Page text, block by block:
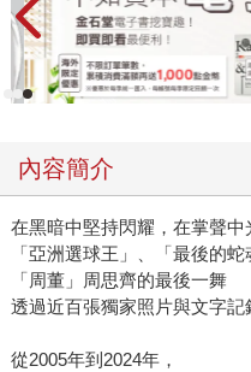
內容簡介
在黑暗中堅持閃耀，在掌聲中
「亞洲選球王」、「最後的蛇
「周董」周思齊的最後一舞
透過近百張獨家照片與文字
從2005年到2024年，